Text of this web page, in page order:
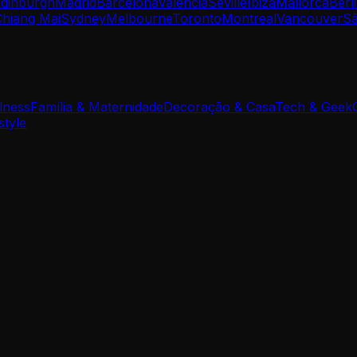
MaiSydneyMelbourneTorontoMontrealVancouver
Família & MaternidadeDecoração & CasaTech & Geek